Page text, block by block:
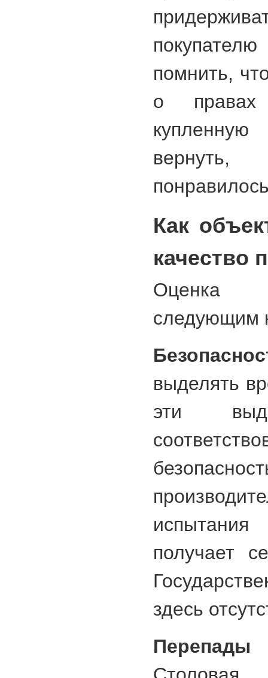
помнить,
о правах
Как
качество
Оценка
следующим
выделять
эти
получает
здесь